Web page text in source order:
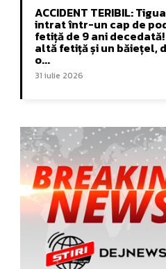
ACCIDENT TERIBIL:
intrat într-un cap de
fetiță de 9 ani decedată!
altă fetiță și un băiețel,
o...
31 iulie 2026